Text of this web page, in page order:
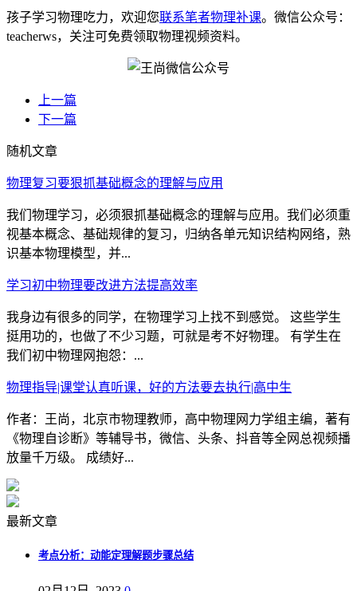
孩子学习物理吃力，欢迎您联系笔者物理补课。微信公众号：
teacherws，关注可免费领取物理视频资料。
上一篇
下一篇
随机文章
物理复习要狠抓基础概念的理解与应用
我们物理学习，必须狠抓基础概念的理解与应用。我们必须重
视基本概念、基础规律的复习，归纳各单元知识结构网络，熟
识基本物理模型，并...
学习初中物理要改进方法提高效率
我身边有很多的同学，在物理学习上找不到感觉。 这些学生
挺用功的，也做了不少习题，可就是考不好物理。 有学生在
我们初中物理网抱怨：...
物理指导|课堂认真听课，好的方法要去执行|高中生
作者：王尚，北京市物理教师，高中物理网力学组主编，著有
《物理自诊断》等辅导书，微信、头条、抖音等全网总视频播
放量千万级。 成绩好...
最新文章
考点分析：动能定理解题步骤总结